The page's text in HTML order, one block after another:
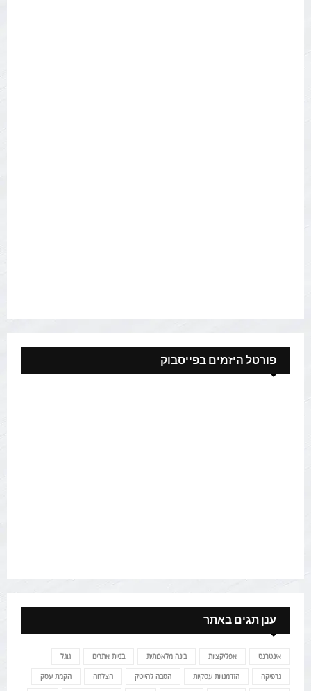
פורטל היזמים בפייסבוק
ענן תגים באתר
אינטרנט אפליקציות בינה מלאכותית בניית אתרים גוגל
גרפיקה הזדמנויות עסקיות הסבה להייטק הצלחה הקמת עסק